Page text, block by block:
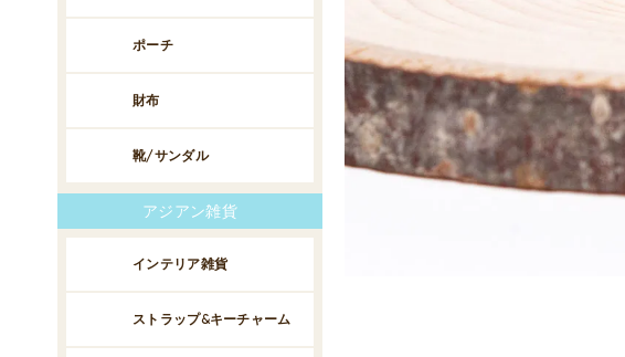
ポーチ
財布
靴/サンダル
アジアン雑貨
インテリア雑貨
ストラップ&キーチャーム